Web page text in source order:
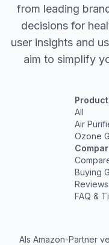
from leading
decisions for
user insights and
aim to simplify
All
Air
Ozone
Buying
FAQ &
Als Amazon-Partner